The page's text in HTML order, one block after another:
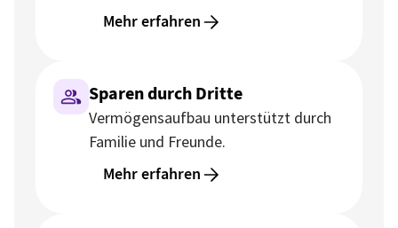
Mehr erfahren
Sparen durch Dritte
Vermögensaufbau unterstützt durch
Familie und Freunde.
Mehr erfahren